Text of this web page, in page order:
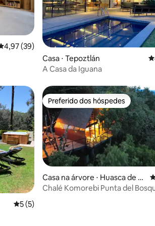
de uma avaliação média de 5, 39
4,97 (39)
Casa ⋅ Tepoztlán
A Casa da Iguana
5 de uma avaliação média de 5, 5
5 (5)
Preferido dos hóspedes
Preferido dos hóspedes
Casa na árvore ⋅ Huasca de O
campo
Chalé Komorebi Punta del